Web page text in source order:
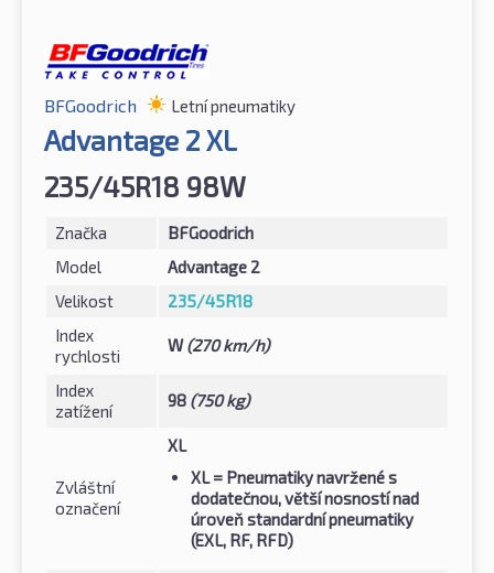
BFGoodrich Letní pneumatiky
Advantage 2 XL
235/45R18 98W
Značka
BFGoodrich
Model
Advantage 2
Velikost
235/45R18
Index
rychlosti
W(270 km/h)
Index
zatížení
98 (750 kg)
Zvláštní
označení
XL
XL = Pneumatiky navržené s
dodatečnou, větší nosností nad
úroveň standardní pneumatiky
(EXL, RF, RFD)